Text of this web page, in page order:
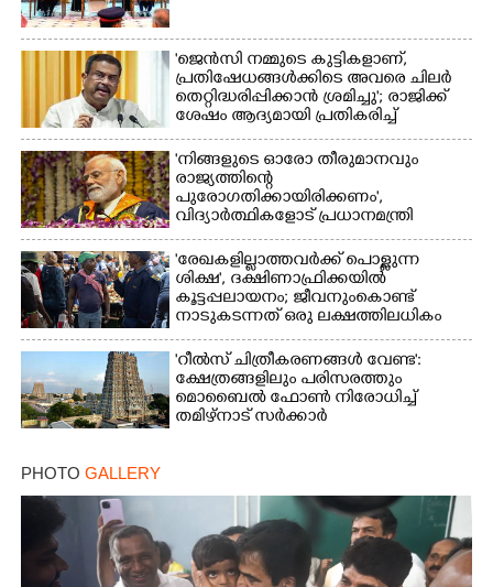
'ജെൻസി നമ്മുടെ കുട്ടികളാണ്,
പ്രതിഷേധങ്ങൾക്കിടെ അവരെ ചിലർ
തെറ്റിദ്ധരിപ്പിക്കാൻ ശ്രമിച്ചു'; രാജിക്ക്
ശേഷം ആദ്യമായി പ്രതികരിച്ച്
ധർമ്മേന്ദ്ര പ്രധാൻ
'നിങ്ങളുടെ ഓരോ തീരുമാനവും
രാജ്യത്തിന്റെ
പുരോഗതിക്കായിരിക്കണം',​
വിദ്യാർത്ഥികളോട് പ്രധാനമന്ത്രി
'രേഖകളില്ലാത്തവർക്ക് പൊള്ളുന്ന
ശിക്ഷ', ദക്ഷിണാഫ്രിക്കയിൽ
കൂട്ടപ്പലായനം; ജീവനുംകൊണ്ട്
നാടുകടന്നത് ഒരു ലക്ഷത്തിലധികം
പേർ
'റീൽസ് ചിത്രീകരണങ്ങൾ വേണ്ട':
ക്ഷേത്രങ്ങളിലും പരിസരത്തും
മൊബൈൽ ഫോൺ നിരോധിച്ച്
തമിഴ്നാട് സർക്കാർ
PHOTO GALLERY